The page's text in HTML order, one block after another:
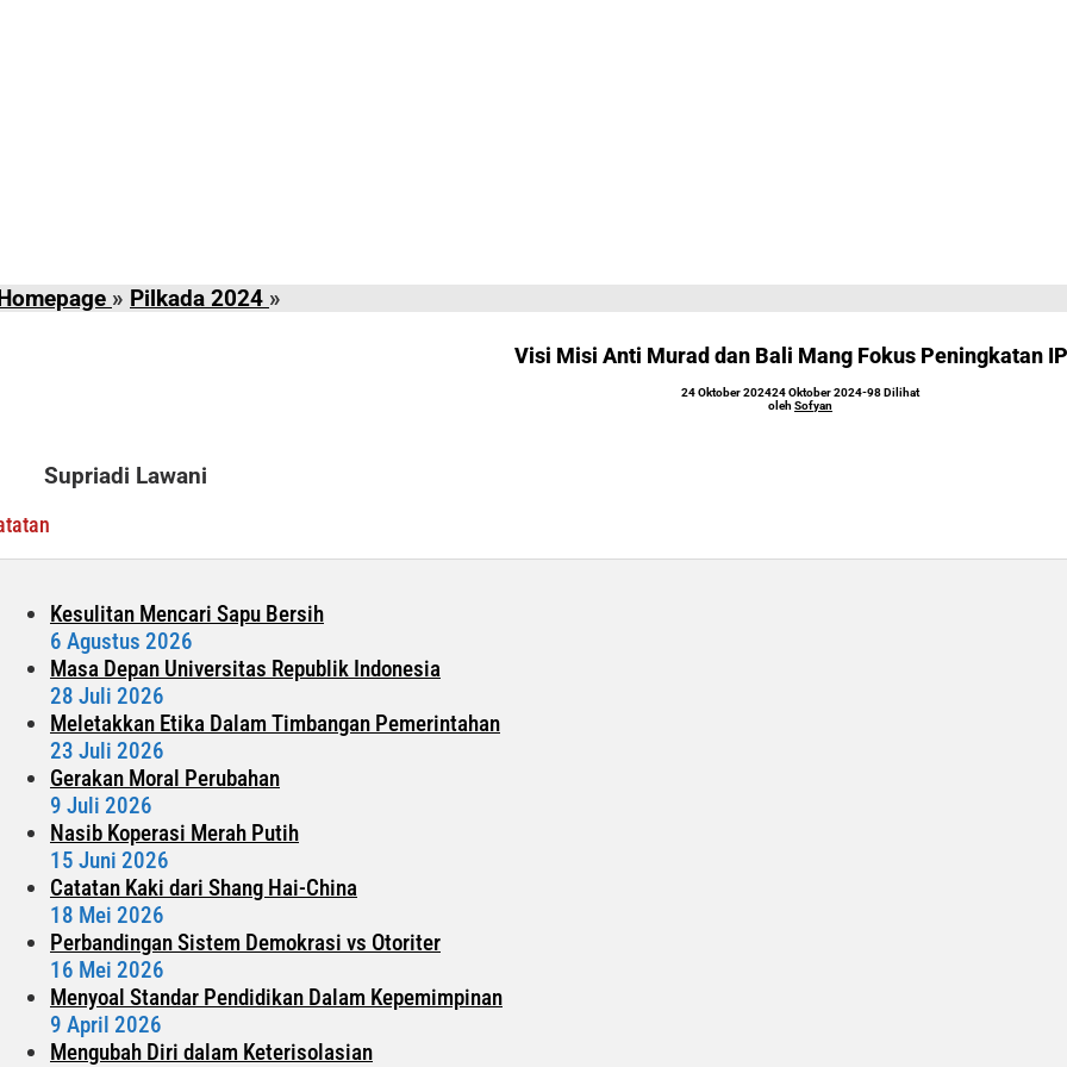
» Pilkada 2024 »
Visi Misi Anti Murad dan Bali Mang Fokus Peningkatan
24 Oktober 202424 Oktober 2024oleh
-98 Dilihat
oleh Sofyan
Supriadi Lawani
Kesulitan Mencari Sapu Bersih
6 Agustus 2026
Masa Depan Universitas Republik Indonesia
28 Juli 2026
Meletakkan Etika Dalam Timbangan Pemerintahan
23 Juli 2026
Gerakan Moral Perubahan
9 Juli 2026
Nasib Koperasi Merah Putih
15 Juni 2026
Catatan Kaki dari Shang Hai-China
18 Mei 2026
Perbandingan Sistem Demokrasi vs Otoriter
16 Mei 2026
Menyoal Standar Pendidikan Dalam Kepemimpinan
9 April 2026
Mengubah Diri dalam Keterisolasian